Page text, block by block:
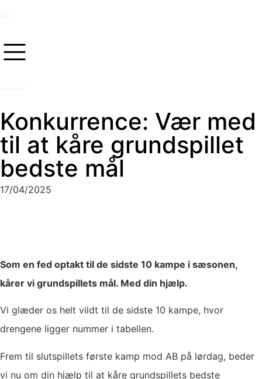
Konkurrence: Vær med
til at kåre grundspillet
bedste mål
17/04/2025
Som en fed optakt til de sidste 10 kampe i sæsonen,
kårer vi grundspillets mål. Med din hjælp.
Vi glæder os helt vildt til de sidste 10 kampe, hvor
drengene ligger nummer i tabellen.
Frem til slutspillets første kamp mod AB på lørdag, beder
vi nu om din hjælp til at kåre grundspillets bedste